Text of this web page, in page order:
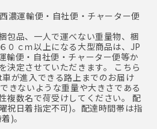
濃運輸便・自社便・チャーター便
包品、一人で運べない重量物、梱
０ｃｍ以上になる大型商品は、JP
輸便・自社便・チャーター便等か
決定させていただきます。 こちら
が進入できる路上までのお届け
きないような重量や大きさである
複数名で荷受けしてください。 配
祝日着指定不可)。配達時間帯は指
)。